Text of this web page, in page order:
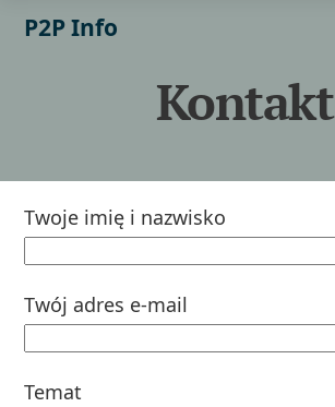
P2P Info
Kontakt
Twoje imię i nazwisko
Twój adres e-mail
Temat